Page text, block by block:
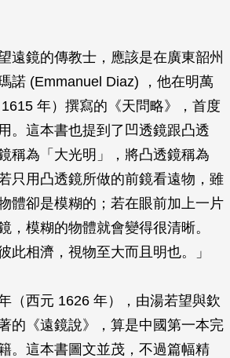
遠鏡的傳教士，應該是在廣東韶州
諾 (Emmanuel Diaz) ，他在明萬
年）撰寫的《天問略》，首度
。這本書也提到了凹透鏡跟凸透
稱為「大光明」，將凸透鏡稱為
只用凸透鏡所做的前鏡看遠物，雖
體卻是模糊的；若在眼前加上一片
，模糊的物體就會變得很清晰。
此相濟，視物至大而且明也。」
（西元 1626 年），由湯若望與欽
的《遠鏡說》，算是中國第一本完
。這本書圖文並茂，不過篇幅精